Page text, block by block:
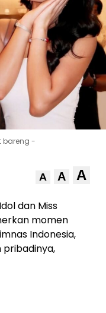
bareng -
A A A
dan Miss
momen
Indonesia,
pribadinya,